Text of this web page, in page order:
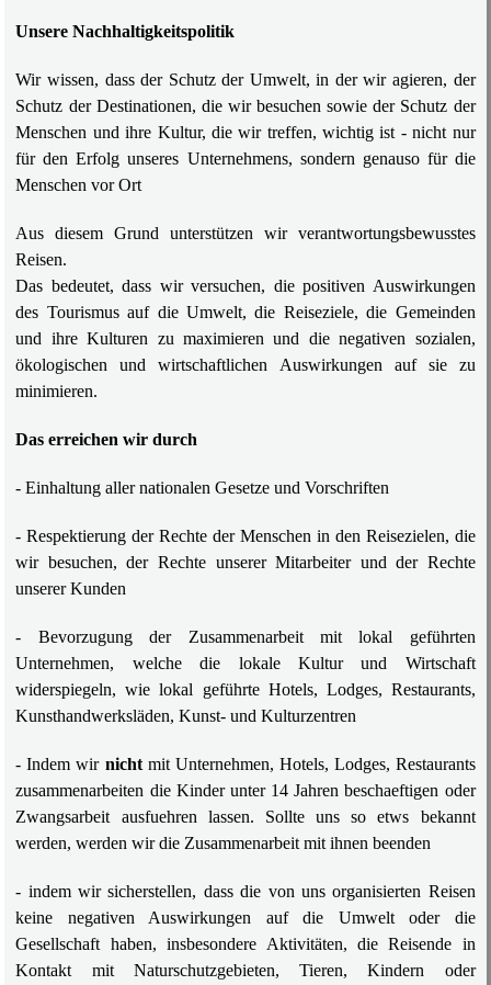
Unsere Nachhaltigkeitspolitik
Wir wissen, dass der Schutz der Umwelt, in der wir agieren, der
Schutz der Destinationen, die wir besuchen sowie der Schutz der
Menschen und ihre Kultur, die wir treffen, wichtig ist - nicht nur
für den Erfolg unseres Unternehmens, sondern genauso für die
Menschen vor Ort
Aus diesem Grund unterstützen wir verantwortungsbewusstes
Reisen.
Das bedeutet, dass wir versuchen, die positiven Auswirkungen
des Tourismus auf die Umwelt, die Reiseziele, die Gemeinden
und ihre Kulturen zu maximieren und die negativen sozialen,
ökologischen und wirtschaftlichen Auswirkungen auf sie zu
minimieren.
Das erreichen wir durch
- Einhaltung aller nationalen Gesetze und Vorschriften
- Respektierung der Rechte der Menschen in den Reisezielen, die
wir besuchen, der Rechte unserer Mitarbeiter und der Rechte
unserer Kunden
- Bevorzugung der Zusammenarbeit mit lokal geführten
Unternehmen, welche die lokale Kultur und Wirtschaft
widerspiegeln, wie lokal geführte Hotels, Lodges, Restaurants,
Kunsthandwerksläden, Kunst- und Kulturzentren
- Indem wir nichtmit Unternehmen, Hotels, Lodges, Restaurants
zusammenarbeiten die Kinder unter 14 Jahren beschaeftigen oder
Zwangsarbeit ausfuehren lassen. Sollte uns so etws bekannt
werden, werden wir die Zusammenarbeit mit ihnen beenden
- indem wir sicherstellen, dass die von uns organisierten Reisen
keine negativen Auswirkungen auf die Umwelt oder die
Gesellschaft haben, insbesondere Aktivitäten, die Reisende in
Kontakt mit Naturschutzgebieten, Tieren, Kindern oder